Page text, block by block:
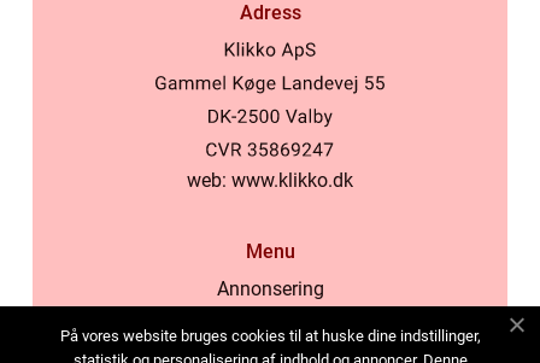
Adress
web: www.klikko.dk
Menu
Annonsering
Cookies
På vores website bruges cookies til at huske dine indstillinger,